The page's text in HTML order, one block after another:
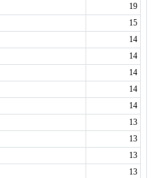
19
15
14
14
14
14
14
13
13
13
13